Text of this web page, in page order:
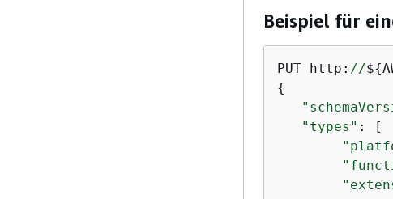
Beispiel für
PUT http: //${
{
"types" : [